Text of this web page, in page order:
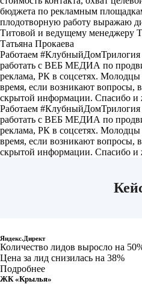
бюджета по рекламным
плодотворную работу выражаю
Титовой и ведущему менеджеру
Татьяна Прокаева
Работаем #КлубныйДомТрилогия
работать с ВЕБ МЕДИА по
реклама, РК в соцсетях. Молодцы
время, если возникают вопросы,
скрытой информации. Спасибо и
Работаем #КлубныйДомТрилогия
работать с ВЕБ МЕДИА по
реклама, РК в соцсетях. Молодцы
время, если возникают вопросы,
скрытой информации. Спасибо и
Яндекс.Директ
Количество лидов выросло на
Цена за лид снизилась на 38%
Подробнее
ЖК «Крылья»